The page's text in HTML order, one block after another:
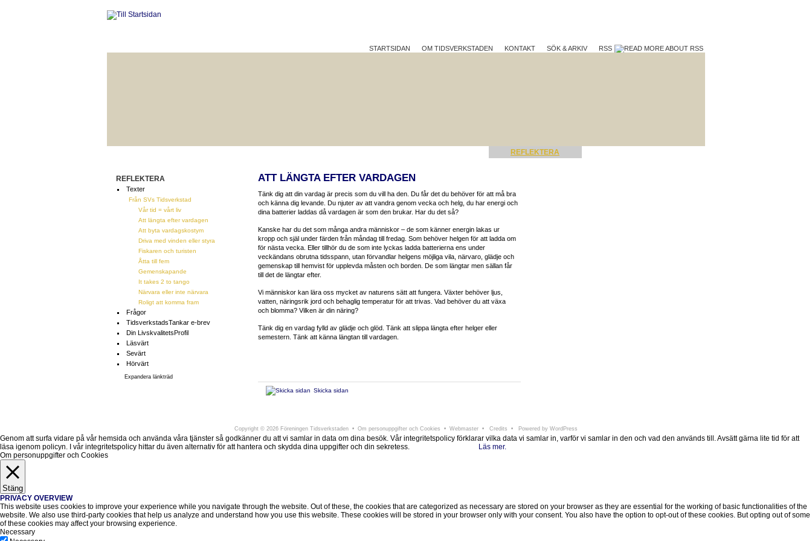
STARTSIDAN OM TIDSVERKSTADEN KONTAKT SÖK & ARKIV RSS
REFLEKTERA
REFLEKTERA
Texter
Från SVs Tidsverkstad
Vår tid = vårt liv
Att längta efter vardagen
Att byta vardagskostym
Driva med vinden eller styra
Fiskaren och turisten
Åtta till fem
Gemenskapande
It takes 2 to tango
Närvara eller inte närvara
Roligt att komma fram
Frågor
TidsverkstadsTankar e-brev
Din LivskvalitetsProfil
Läsvärt
Sevärt
Hörvärt
Expandera länkträd
ATT LÄNGTA EFTER VARDAGEN
Tänk dig att din vardag är precis som du vill ha den. Du får det du behöver för att må bra
och känna dig levande. Du njuter av att vandra genom vecka och helg, du har energi och
dina batterier laddas då vardagen är som den brukar. Har du det så?
Kanske har du det som många andra människor – de som känner energin lakas ur
kropp och själ under färden från måndag till fredag. Som behöver helgen för att ladda om
för nästa vecka. Eller tillhör du de som inte lyckas ladda batterierna ens under
veckändans obrutna tidsspann, utan förvandlar helgens möjliga vila, närvaro, glädje och
gemenskap till hemvist för upplevda måsten och borden. De som längtar men sällan får
till det de längtar efter.
Vi människor kan lära oss mycket av naturens sätt att fungera. Växter behöver ljus,
vatten, näringsrik jord och behaglig temperatur för att trivas. Vad behöver du att växa
och blomma? Vilken är din näring?
Tänk dig en vardag fylld av glädje och glöd. Tänk att slippa längta efter helger eller
semestern. Tänk att känna längtan till vardagen.
Skicka sidan
Copyright © 2026 Föreningen Tidsverkstaden • Om personuppgifter och Cookies • Webmaster • Credits • Powered by WordPress
Genom att surfa vidare på vår hemsida och använda våra tjänster så godkänner du att vi samlar in data om dina besök. Vår integritetspolicy förklarar vilka data vi samlar in, varför vi samlar in den och vad den används till. Avsätt gärna lite tid för att
läsa igenom policyn. I vår integritetspolicy hittar du även alternativ för att hantera och skydda dina uppgifter och din sekretess.
Läs mer.
Om personuppgifter och Cookies
Stäng
PRIVACY OVERVIEW
This website uses cookies to improve your experience while you navigate through the website. Out of these, the cookies that are categorized as necessary are stored on your browser as they are essential for the working of basic functionalities of the
website. We also use third-party cookies that help us analyze and understand how you use this website. These cookies will be stored in your browser only with your consent. You also have the option to opt-out of these cookies. But opting out of some
of these cookies may affect your browsing experience.
Necessary